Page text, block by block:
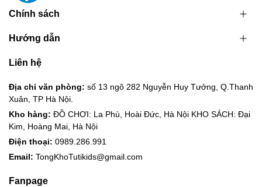
Chính sách
Hướng dẫn
Liên hệ
Địa chỉ văn phòng: số 13 ngõ 282 Nguyễn Huy Tưởng, Q.Thanh
Xuân, TP Hà Nội.
Kho hàng: ĐỒ CHƠI: La Phù, Hoài Đức, Hà Nội KHO SÁCH: Đại
Kim, Hoàng Mai, Hà Nội
Điện thoại: 0989.286.991
Email: TongKhoTutikids@gmail.com
Fanpage